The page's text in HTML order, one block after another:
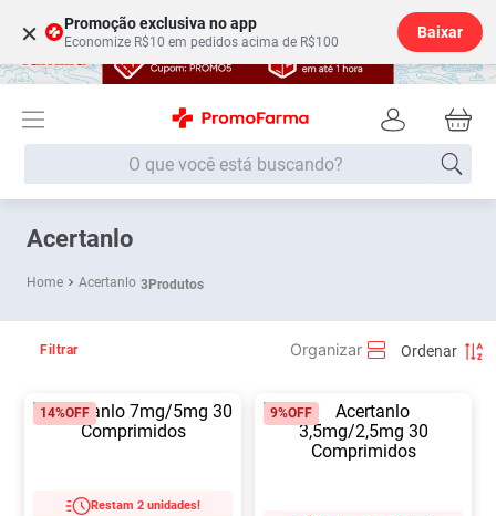
× Promoção exclusiva no app
Economize R$10 em pedidos acima de R$100
Baixar
O que você está buscando?
Acertanlo
Acertanlo 3Produtos
Filtrar
14%OFF
Restam 2 unidades!
9%OFF
Termos mais buscados
1 Fralda
3º
5º Fralda G